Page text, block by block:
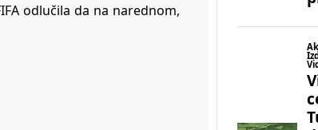
odlučila da na narednom,